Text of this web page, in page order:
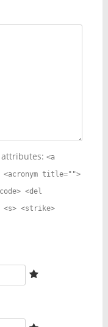
<a
title="">
<del
<s> <strike>